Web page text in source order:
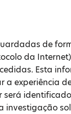
de
da
Esta
a experiência
será
investigação